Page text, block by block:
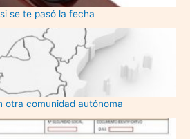
se te pasó la fecha
otra comunidad autónoma